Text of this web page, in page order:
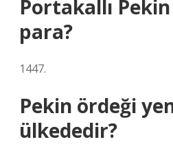
Portakallı
para?
1447.
Pekin ördeği
ülkededir?